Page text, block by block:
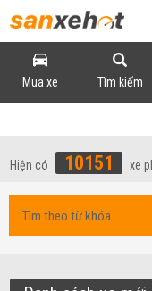
Mua xe Tìm kiếm
Hiện có 10151 xe